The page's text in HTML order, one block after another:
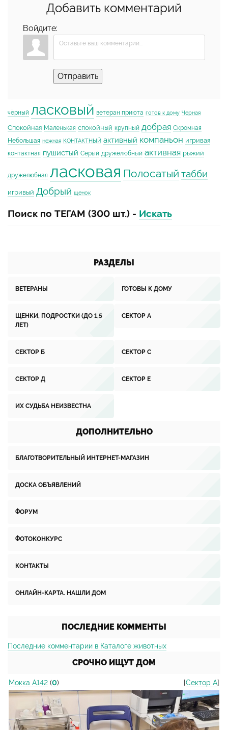
Добавить комментарий
Войдите:
Отправить
чёрный ласковый ветеран приюта готов к дому Черная
Спокойная Маленькая спокойный крупный добрая Скромная
Небольшая нежная КОНТАКТНЫЙ активный компаньон игривая
контактная пушистый Серый дружелюбный активная рыжий
дружелюбная ласковая Полосатый табби
игривый Добрый щенок
Поиск по ТЕГАМ (300 шт.) - Искать
РАЗДЕЛЫ
ВЕТЕРАНЫ ГОТОВЫ К ДОМУ
ЩЕНКИ, ПОДРОСТКИ (ДО 1,5
ЛЕТ)
СЕКТОР А
СЕКТОР Б СЕКТОР С
СЕКТОР Д СЕКТОР Е
ИХ СУДЬБА НЕИЗВЕСТНА
ДОПОЛНИТЕЛЬНО
БЛАГОТВОРИТЕЛЬНЫЙ ИНТЕРНЕТ-МАГАЗИН
ДОСКА ОБЪЯВЛЕНИЙ
ФОРУМ
ФОТОКОНКУРС
КОНТАКТЫ
ОНЛАЙН-КАРТА. НАШЛИ ДОМ
ПОСЛЕДНИЕ КОММЕНТЫ
Последние комментарии в Каталоге животных
СРОЧНО ИЩУТ ДОМ
Мокка А142 (0) [Сектор А]